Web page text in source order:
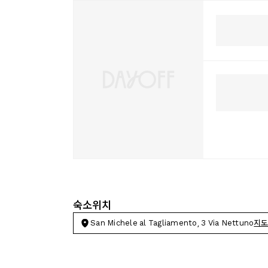
숙소위치
San Michele al Tagliamento, 3 Via Nettuno지도